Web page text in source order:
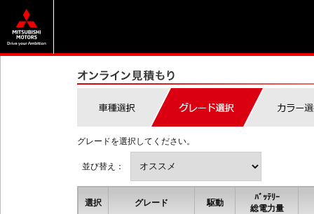
グレードを選択してください。
並び替え：
選択 グレード 駆動
ﾊﾞｯﾃﾘｰ
総電力量